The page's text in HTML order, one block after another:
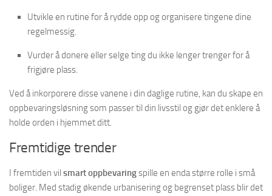
Utvikle en rutine for å rydde opp og organisere tingene dine
regelmessig.
Vurder å donere eller selge ting du ikke lenger trenger for å
frigjøre plass.
Ved å inkorporere disse vanene i din daglige rutine, kan du skape en
oppbevaringsløsning som passer til din livsstil og gjør det enklere å
holde orden i hjemmet ditt.
Fremtidige trender
I fremtiden vil smart oppbevaringspille en enda større rolle i små
boliger. Med stadig økende urbanisering og begrenset plass blir det